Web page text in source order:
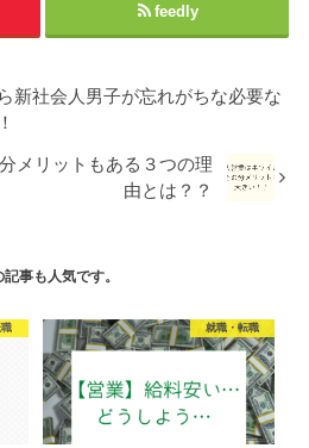
feedly
新社会人男子が忘れがちな必要な
メリットもある３つの理
由とは？？
事も人気です。
就職・転職